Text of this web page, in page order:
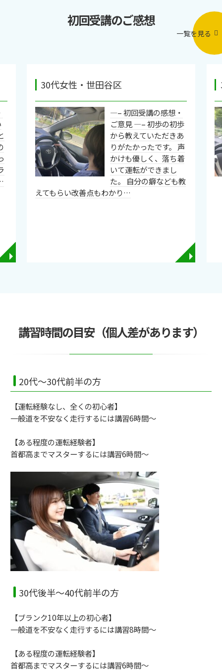
初回受講のご感想
一覧を見る
◥
30代女性・世田谷区
—– 初回受講の感想・
ご意見 —– 初歩の初歩
から教えていただきあ
りがたかったです。 声
かけも優しく、落ち着
いて運転ができまし
た。 自分の癖なども教
えてもらい改善点もわかり…
◥
講習時間の目安（個人差があります）
20代～30代前半の方
【運転経験なし、全くの初心者】
一般道を不安なく走行するには講習6時間～
【ある程度の運転経験者】
首都高までマスターするには講習6時間～
30代後半～40代前半の方
【ブランク10年以上の初心者】
一般道を不安なく走行するには講習8時間～
【ある程度の運転経験者】
首都高までマスターするには講習6時間～